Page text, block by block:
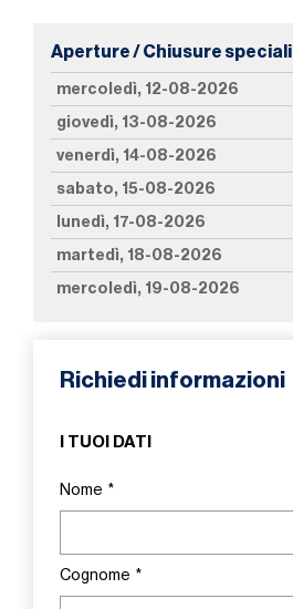
Aperture / Chiusure speciali
mercoledì, 12-08-2026
giovedì, 13-08-2026
venerdì, 14-08-2026
sabato, 15-08-2026
lunedì, 17-08-2026
martedì, 18-08-2026
mercoledì, 19-08-2026
Richiedi informazioni
I TUOI DATI
Nome *
Cognome *